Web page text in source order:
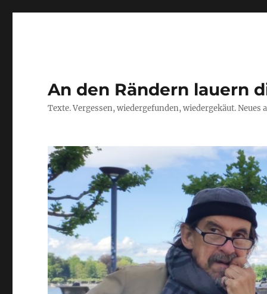
An den Rändern lauern
Texte. Vergessen, wiedergefunden, wiedergekäut.